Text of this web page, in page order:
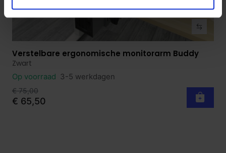
Bekijk product
Verstelbare ergonomische monitorarm Buddy
Zwart
Op voorraad 3-5 werkdagen
€ 75,00
€ 65,50